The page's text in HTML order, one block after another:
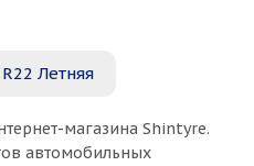
Летняя
магазина Shintyre.
автомобильных